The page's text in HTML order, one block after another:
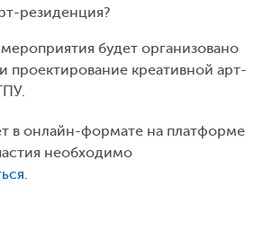
резиденция?
будет организовано
проектирование креативной арт-
в онлайн-формате на платформе
необходимо
.